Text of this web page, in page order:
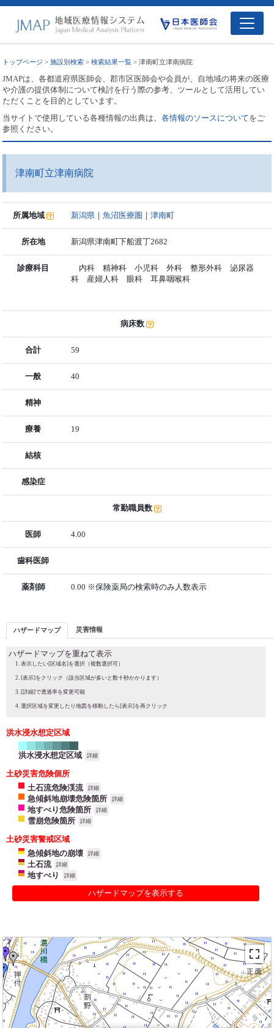
トップページ >施設別検索 >検索結果一覧 > 津南町立津南病院
JMAPは、各都道府県医師会、郡市区医師会や会員が、自地域の将来の医療
や介護の提供体制について検討を行う際の参考、ツールとして活用してい
ただくことを目的としています。
当サイトで使用している各種情報の出典は、各情報のソースについてをご
参照ください。
津南町立津南病院
所属地域 新潟県 ｜魚沼医療圏 ｜津南町
所在地 新潟県津南町下船渡丁2682
診療科目
内科 精神科 小児科 外科 整形外科 泌尿器
科 産婦人科 眼科 耳鼻咽喉科
病床数
合計 59
一般 40
精神
療養 19
結核
感染症
常勤職員数
医師 4.00
歯科医師
薬剤師 0.00 ※保険薬局の検索時のみ人数表示
ハザードマップ 災害情報
ハザードマップを重ねて表示
表示したい[区域名]を選択（複数選択可）
[表示]をクリック（該当区域が多いと数十秒かかります）
[詳細]で透過率を変更可能
選択区域を変更したり地図を移動したら[表示]を再クリック
洪水浸水想定区域
洪水浸水想定区域 詳細
土砂災害危険個所
土石流危険渓流
詳細
急傾斜地崩壊危険箇所 詳細
地すべり危険箇所 詳細
雪崩危険箇所 詳細
土砂災害警戒区域
急傾斜地の崩壊
詳細
土石流 詳細
地すべり 詳細
ハザードマップを表示する